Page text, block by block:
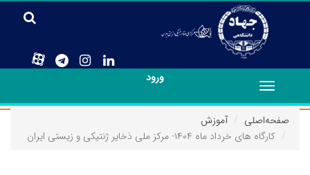
ورود
Toggle
navigation
صفحه‌اصلی
آموزش
کارگاه های خرداد ماه ۱۴۰۴- مرکز ملی ذخایر ژنتیکی و زیستی ایران